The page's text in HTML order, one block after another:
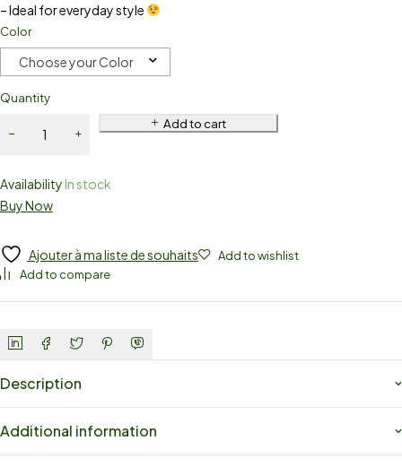
– Ideal for everyday style
Color
Choose your Color
Quantity
Add to cart
AvailabilityIn stock
Buy Now
Ajouter à ma liste de souhaits
Add to wishlist
Add to compare
Description
Additional information